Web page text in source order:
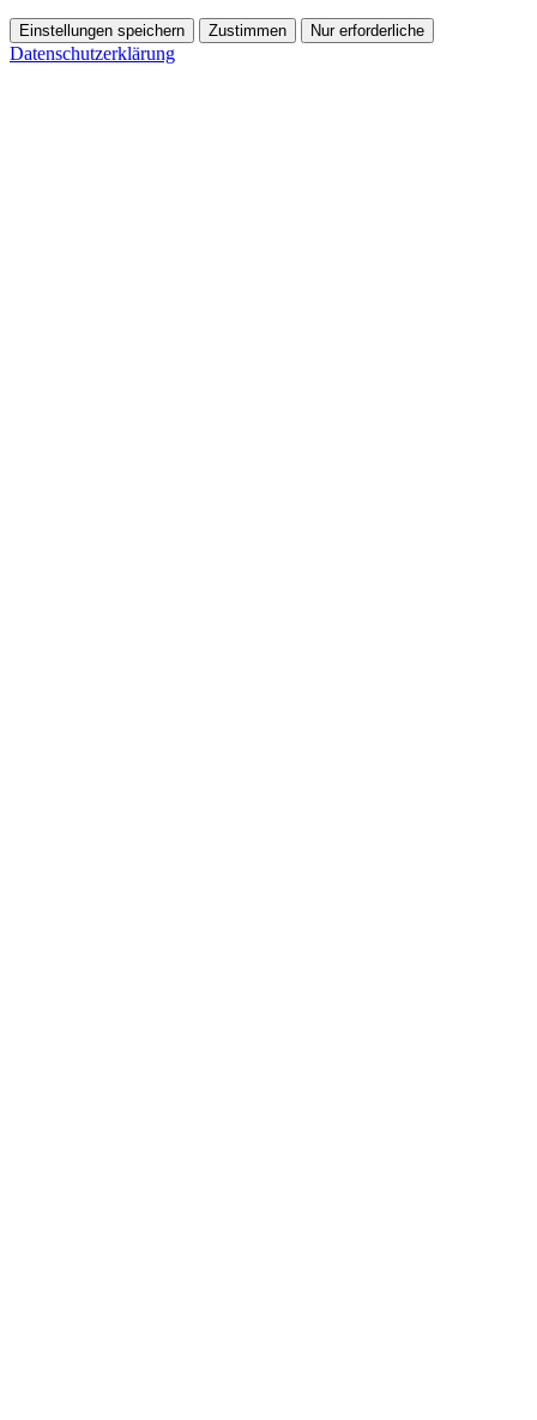
Einstellungen speichern Zustimmen Nur erforderliche
Datenschutzerklärung